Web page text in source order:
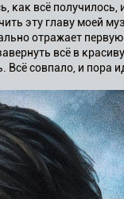
как всё
эту главу моей
отражает
всё в
совпало, и пора